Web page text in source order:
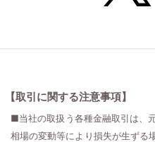
【取引に関する注意事項】
■当社の取扱う各種金融取引は、
相場の変動等により損失が生ずる